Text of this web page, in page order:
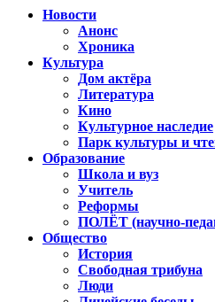
Новости
Анонс
Хроника
Культура
Дом актёра
Литература
Кино
Культурное наследие
Парк культуры и
Образование
Школа и вуз
Учитель
Реформы
ПОЛЁТ (научно-
Общество
История
Свободная трибуна
Люди